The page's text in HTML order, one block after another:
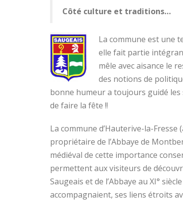
Côté culture et traditions…
La commune est une
elle fait partie
mêle avec aisance le
des notions de
bonne humeur a toujours guidé
de faire la fête !!
La commune d’Hauterive-la-
propriétaire de l’Abbaye de
médiéval de cette importance
permettent aux visiteurs de
Saugeais et de l’Abbaye au XI°
accompagnaient, ses liens étroits